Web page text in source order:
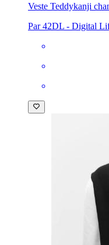
Veste Teddykanji
Par 42DL - Digital